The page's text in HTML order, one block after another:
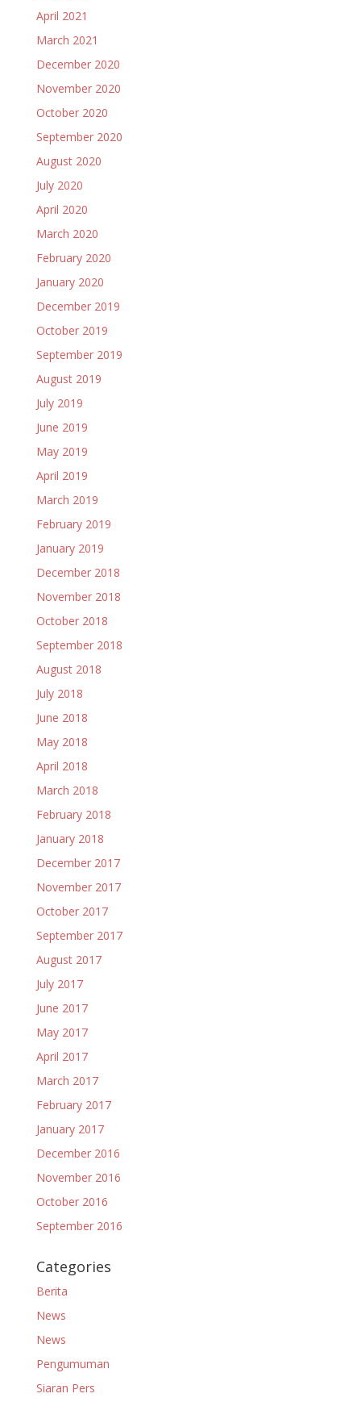
April 2021
March 2021
December 2020
November 2020
October 2020
September 2020
August 2020
July 2020
April 2020
March 2020
February 2020
January 2020
December 2019
October 2019
September 2019
August 2019
July 2019
June 2019
May 2019
April 2019
March 2019
February 2019
January 2019
December 2018
November 2018
October 2018
September 2018
August 2018
July 2018
June 2018
May 2018
April 2018
March 2018
February 2018
January 2018
December 2017
November 2017
October 2017
September 2017
August 2017
July 2017
June 2017
May 2017
April 2017
March 2017
February 2017
January 2017
December 2016
November 2016
October 2016
September 2016
Categories
Berita
News
News
Pengumuman
Siaran Pers